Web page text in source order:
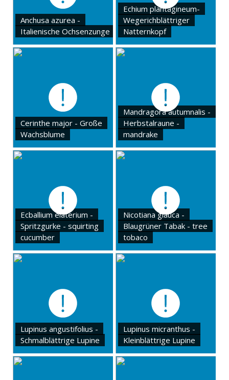
Anchusa azurea -
Italienische Ochsenzunge
Echium plantagineum-
Wegerichblättriger
Natternkopf
Cerinthe major - Große
Wachsblume
Mandragora autumnalis -
Herbstalraune -
mandrake
Ecballium elaterium -
Spritzgurke - squirting
cucumber
Nicotiana glauca -
Blaugrüner Tabak - tree
tobaco
Lupinus angustifolius -
Schmalblättrige Lupine
Lupinus micranthus -
Kleinblättrige Lupine